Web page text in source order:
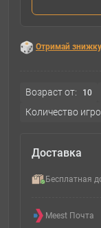
Отримай
Возраст от: 10
Количество
Доставка
Бесплатная
Meest Почта